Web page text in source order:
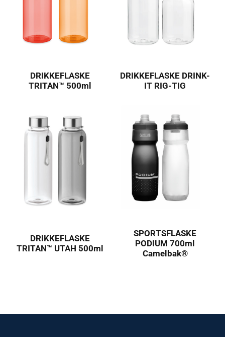
DRIKKEFLASKE
TRITAN™ 500ml
DRIKKEFLASKE DRINK-
IT RIG-TIG
DRIKKEFLASKE
TRITAN™ UTAH 500ml
SPORTSFLASKE
PODIUM 700ml
Camelbak®